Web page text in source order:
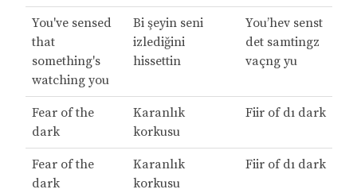
You've sensed
that
something's
watching you
Bi şeyin seni
izlediğini
hissettin
You’hev senst
det samtingz
vaçng yu
Fear of the
dark
Karanlık
korkusu
Fiir of dı dark
Fear of the
dark
Karanlık
korkusu
Fiir of dı dark